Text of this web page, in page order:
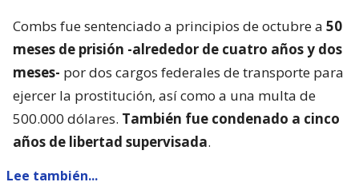
Combs fue sentenciado a principios de octubre a 50
meses de prisión -alrededor de cuatro años y dos
meses- por dos cargos federales de transporte para
ejercer la prostitución, así como a una multa de
500.000 dólares. También fue condenado a cinco
años de libertad supervisada.
Lee también...